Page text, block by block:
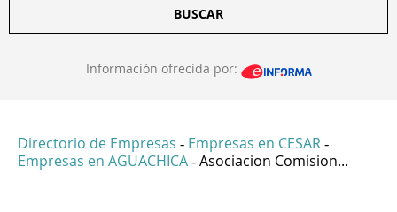
BUSCAR
Información ofrecida por:
Directorio de Empresas - Empresas en CESAR -
Empresas en AGUACHICA - Asociacion Comision...